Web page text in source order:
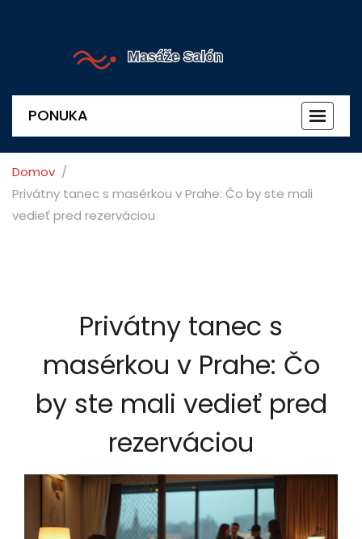
PONUKA
Domov
Privátny tanec s masérkou v Prahe: Čo by ste mali
vedieť pred rezerváciou
Privátny tanec s
masérkou v Prahe: Čo
by ste mali vedieť pred
rezerváciou